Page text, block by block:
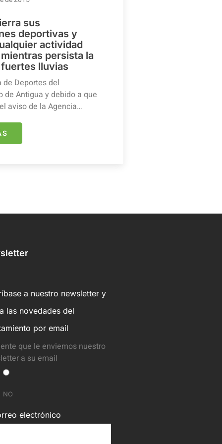
sus
deportivas y
actividad
persista la
lluvias
de Deportes del
de Antigua y debido a que
aviso de la Agencia…
a nuestro newsletter y
las novedades del
por email
que le enviemos nuestro
a su email
NO
electrónico